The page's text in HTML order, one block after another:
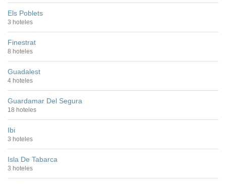
Els Poblets
3 hoteles
Finestrat
8 hoteles
Guadalest
4 hoteles
Guardamar Del Segura
18 hoteles
Ibi
3 hoteles
Isla De Tabarca
3 hoteles